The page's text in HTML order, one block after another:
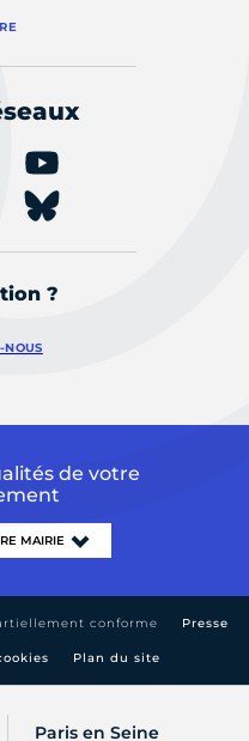
Paris en Seine
?
NOUS
de votre
conforme Presse
Plan du site